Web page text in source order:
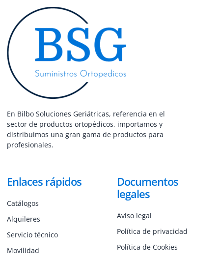
En Bilbo Soluciones Geriátricas, referencia en el
sector de productos ortopédicos, importamos y
distribuimos una gran gama de productos para
profesionales.
Enlaces rápidos
Catálogos
Alquileres
Servicio técnico
Movilidad
Documentos
legales
Aviso legal
Política de privacidad
Política de Cookies